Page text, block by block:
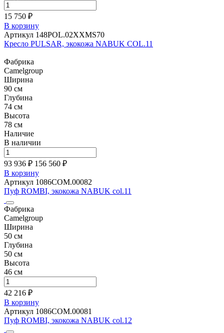
15 750 ₽
В корзину
Артикул 148POL.02XXMS70
Кресло PULSAR, экокожа NABUK COL.11
Фабрика
Camelgroup
Ширина
90 см
Глубина
74 см
Высота
78 см
Наличие
В наличии
93 936 ₽ 156 560 ₽
В корзину
Артикул 1086СОМ.00082
Пуф ROMBI, экокожа NABUK col.11
Фабрика
Camelgroup
Ширина
50 см
Глубина
50 см
Высота
46 см
42 216 ₽
В корзину
Артикул 1086СОМ.00081
Пуф ROMBI, экокожа NABUK col.12